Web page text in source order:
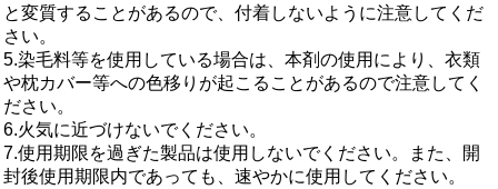
と変質することがあるので、付着しないように注意してくだ
さい。
5.染毛料等を使用している場合は、本剤の使用により、衣類
や枕カバー等への色移りが起こることがあるので注意してく
ださい。
6.火気に近づけないでください。
7.使用期限を過ぎた製品は使用しないでください。また、開
封後使用期限内であっても、速やかに使用してください。